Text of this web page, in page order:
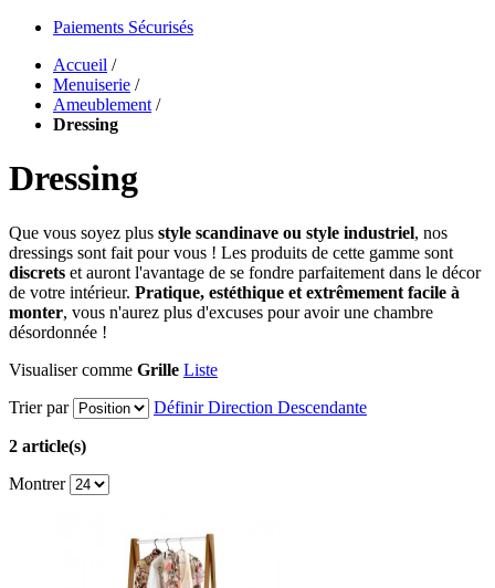
Paiements Sécurisés
Accueil /
Menuiserie /
Ameublement /
Dressing
Dressing
Que vous soyez plus style scandinave ou style industriel, nos
dressings sont fait pour vous ! Les produits de cette gamme sont
discrets et auront l'avantage de se fondre parfaitement dans le décor
de votre intérieur. Pratique, estéthique et extrêmement facile à
monter, vous n'aurez plus d'excuses pour avoir une chambre
désordonnée !
Visualiser comme Grille Liste
Trier par
Définir Direction Descendante
2 article(s)
Montrer